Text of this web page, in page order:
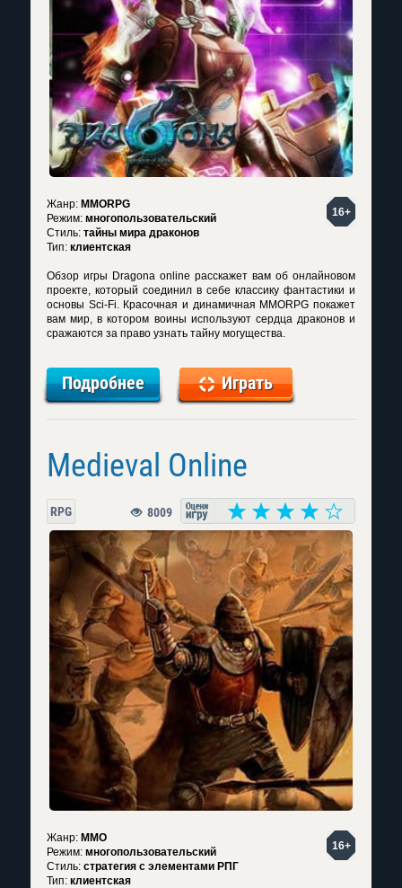
16+
Жанр: MMORPG
Режим: многопользовательский
Стиль: тайны мира драконов
Тип: клиентская
Обзор игры Dragona online расскажет вам об онлайновом
проекте, который соединил в себе классику фантастики и
основы Sci-Fi. Красочная и динамичная MMORPG покажет
вам мир, в котором воины используют сердца драконов и
сражаются за право узнать тайну могущества.
Подробнее Играть
Medieval Online
RPG 8009
16+
Жанр: MMO
Режим: многопользовательский
Стиль: стратегия с элементами РПГ
Тип: клиентская